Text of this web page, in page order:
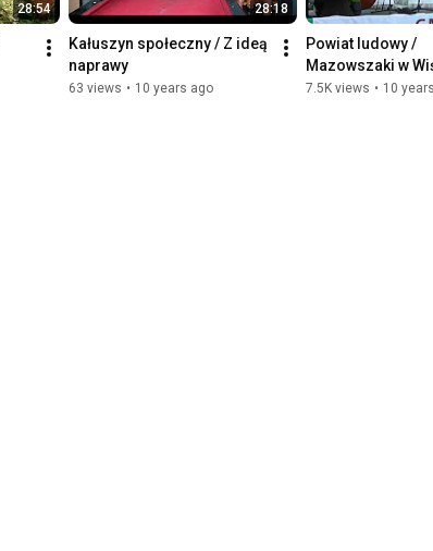
28:54 28:18
Kałuszyn społeczny / Z ideą
naprawy
63 views • 10 years ago
Powiat ludowy /
Mazowszaki w
7.5K views • 10